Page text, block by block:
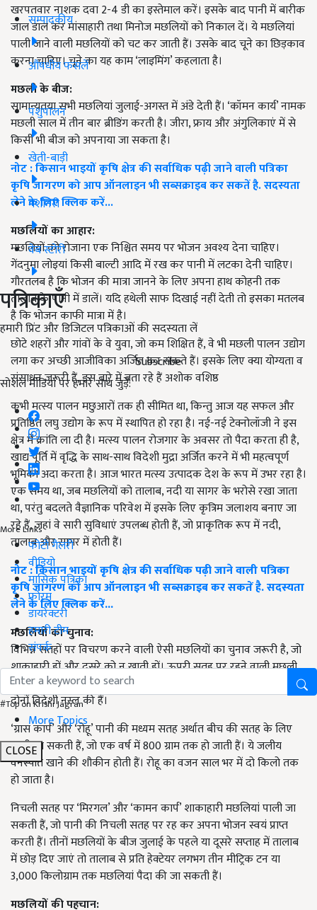
सम्पादकीय
औषधीय फसलें
पशुपालन
खेती-बाड़ी
मशीनरी
वेब स्टोरी
पत्रिकाएँ
हमारी प्रिंट और डिजिटल पत्रिकाओं की सदस्यता लें
Subscribe
सोशल मीडिया पर हमारे साथ जुड़ें:
More Links
फोटो गैलरी
वीडियो
मासिक पत्रिका
फोरम
डायरेक्टरी
हमारी टीम
संपर्क
#Top on Krishi Jagran
More Topics
CLOSE
खरपतवार नाशक दवा 2-4 डी का इस्तेमाल करें। इसके बाद पानी में बारीक
जाल डाल कर मांसाहारी तथा मिनोज मछलियों को निकाल दें। ये मछलियां
पाली जाने वाली मछलियों को चट कर जाती हैं। उसके बाद चूने का छिड़काव
करना चाहिए। चूने का यह काम ‘लाइमिंग’ कहलाता है।
मछली के बीज:
सामान्यतया सभी मछलियां जुलाई-अगस्त में अंडे देती हैं। ‘कॉमन कार्य’ नामक
मछली साल में तीन बार ब्रीडिंग करती है। जीरा, फ्राय और अंगुलिकाएं में से
किसी भी बीज को अपनाया जा सकता है।
नोट : किसान भाइयों कृषि क्षेत्र की सर्वाधिक पढ़ी जाने वाली पत्रिका
कृषि जागरण को आप ऑनलाइन भी सब्सक्राइब कर सकतें है. सदस्यता
लेने के लिए क्लिक करें...
मछलियों का आहार:
मछलियों को रोजाना एक निश्चित समय पर भोजन अवश्य देना चाहिए।
गेंदनुमा लोइयां किसी बाल्टी आदि में रख कर पानी में लटका देनी चाहिए।
गौरतलब है कि भोजन की मात्रा जानने के लिए अपना हाथ कोहनी तक
तालाब के पानी में डालें। यदि हथेली साफ दिखाई नहीं देती तो इसका मतलब
है कि भोजन काफी मात्रा में है।
छोटे शहरों और गांवों के वे युवा, जो कम शिक्षित हैं, वे भी मछली पालन उद्योग
लगा कर अच्छी आजीविका अर्जित कर सकते हैं। इसके लिए क्या योग्यता व
संसाधन जरूरी हैं, इस बारे में बता रहे हैं अशोक वशिष्ठ
कभी मत्स्य पालन मछुआरों तक ही सीमित था, किन्तु आज यह सफल और
प्रतिष्ठित लघु उद्योग के रूप में स्थापित हो रहा है। नई-नई टेक्नोलॉजी ने इस
क्षेत्र में क्रांति ला दी है। मत्स्य पालन रोजगार के अवसर तो पैदा करता ही है,
खाद्य पूर्ति में वृद्धि के साथ-साथ विदेशी मुद्रा अर्जित करने में भी महत्वपूर्ण
भूमिका अदा करता है। आज भारत मत्स्य उत्पादक देश के रूप में उभर रहा है।
एक समय था, जब मछलियों को तालाब, नदी या सागर के भरोसे रखा जाता
था, परंतु बदलते वैज्ञानिक परिवेश में इसके लिए कृत्रिम जलाशय बनाए जा
रहे हैं, जहां वे सारी सुविधाएं उपलब्ध होती हैं, जो प्राकृतिक रूप में नदी,
तालाब और सागर में होती हैं।
नोट : किसान भाइयों कृषि क्षेत्र की सर्वाधिक पढ़ी जाने वाली पत्रिका
कृषि जागरण को आप ऑनलाइन भी सब्सक्राइब कर सकतें है. सदस्यता
लेने के लिए क्लिक करें...
मछलियों का चुनाव:
विभिन्न सतहों पर विचरण करने वाली ऐसी मछलियों का चुनाव जरूरी है, जो
शाकाहारी हों और दूसरे को न खाती हों। ऊपरी सतह पर रहने वाली मछली
‘कतला’ और ‘सिल्वर कार्प’ है, जो वर्ष भर में दो किलो वजनी हो जाती हैं। ये
दोनों विदेशी नस्ल की हैं।
‘ग्रास कार्प’ और ‘रोहू’ पानी की मध्यम सतह अर्थात बीच की सतह के लिए
पाली जा सकती हैं, जो एक वर्ष में 800 ग्राम तक हो जाती हैं। ये जलीय
वनस्पति खाने की शौकीन होती हैं। रोहू का वजन साल भर में दो किलो तक
हो जाता है।
निचली सतह पर ‘मिरगल’ और ‘कामन कार्प’ शाकाहारी मछलियां पाली जा
सकती हैं, जो पानी की निचली सतह पर रह कर अपना भोजन स्वयं प्राप्त
करती हैं। तीनों मछलियों के बीज जुलाई के पहले या दूसरे सप्ताह में तालाब
में छोड़ दिए जाएं तो तालाब से प्रति हेक्टेयर लगभग तीन मीट्रिक टन या
3,000 किलोग्राम तक मछलियां पैदा की जा सकती हैं।
मछलियों की पहचान: